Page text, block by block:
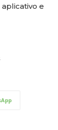
e